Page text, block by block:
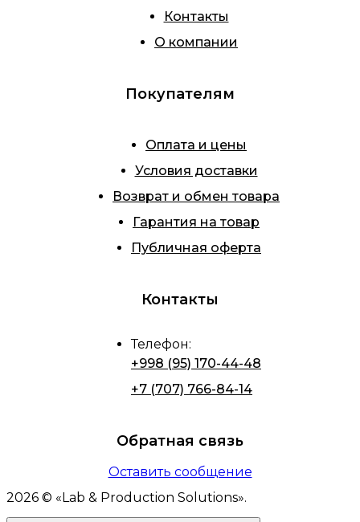
Контакты
О компании
Покупателям
Оплата и цены
Условия доставки
Возврат и обмен товара
Гарантия на товар
Публичная оферта
Контакты
Телефон:
+998 (95) 170-44-48
+7 (707) 766-84-14
Обратная связь
Оставить сообщение
2026 © « Lab & Production Solutions».